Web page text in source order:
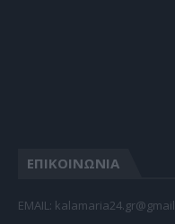
ΕΠΙΚΟΙΝΩΝΙΑ
EMAIL: